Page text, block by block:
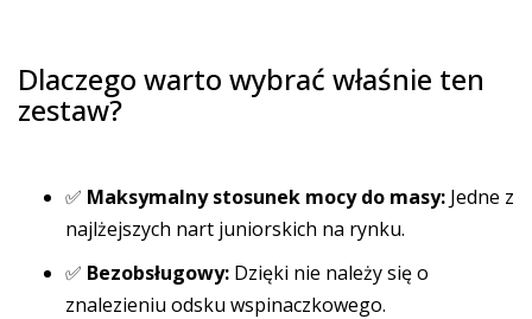
Dlaczego warto wybrać właśnie ten
zestaw?
✅ Maksymalny stosunek mocy do masy: Jedne z
najlżejszych nart juniorskich na rynku.
✅ Bezobsługowy: Dzięki nie należy się o
znalezieniu odsku wspinaczkowego.